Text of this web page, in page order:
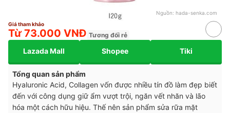
Nguồn: hada-senka.com
Giá tham khảo
Từ 73.000 VNĐ Tương đối rẻ
Lazada Mall Shopee Tiki
Tổng quan sản phẩm
Hyaluronic Acid, Collagen vốn được nhiều tín đồ làm đẹp biết
đến với công dụng giữ ẩm vượt trội, ngăn vết nhăn và lão
hóa một cách hữu hiệu. Thế nên sản phẩm sửa rữa mặt